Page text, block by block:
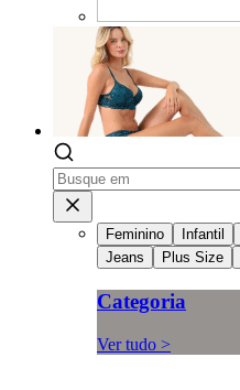
Feminino Infantil
Jeans
Plus Size
Categoria
Ver tudo >